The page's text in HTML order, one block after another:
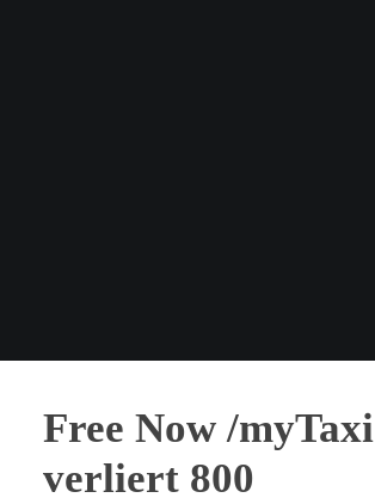
Free Now /myTaxi
verliert 800